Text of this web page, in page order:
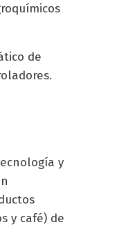
de
y
y café) de